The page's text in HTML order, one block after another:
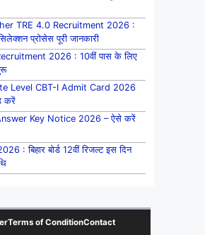
TRE 4.0 Recruitment 2026 :
प्रोसेस पूरी जानकारी
2026 : 10वीं पास के लिए
Level CBT-I Admit Card 2026
करें
Key Notice 2026 – ऐसे करें
: बिहार बोर्ड 12वीं रिजल्ट इस दिन
Terms of ConditionContact